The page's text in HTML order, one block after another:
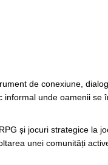
de conexiune,
informal unde oamenii se
și jocuri strategice la
unei comunități